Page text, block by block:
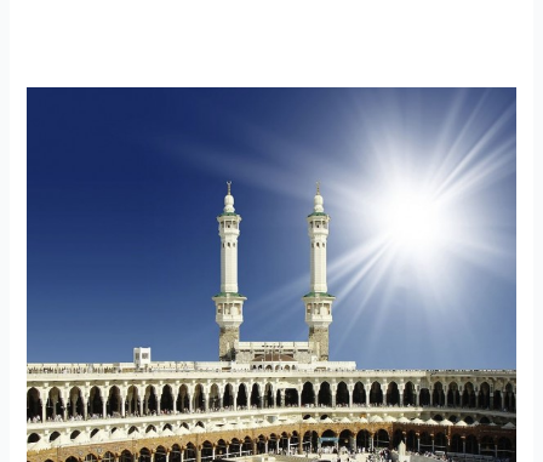
۲۴۰
بیست
زیبا
علی
ع
بمناسبت